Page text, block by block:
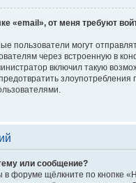
«email», от меня требуют
пользователи могут
через встроенную в
включил такую
злоупотребления
или сообщение?
в форуме щёлкните по кнопке